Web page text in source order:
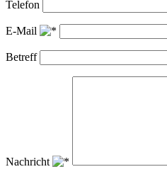
Telefon
E-Mail
Betreff
Nachricht